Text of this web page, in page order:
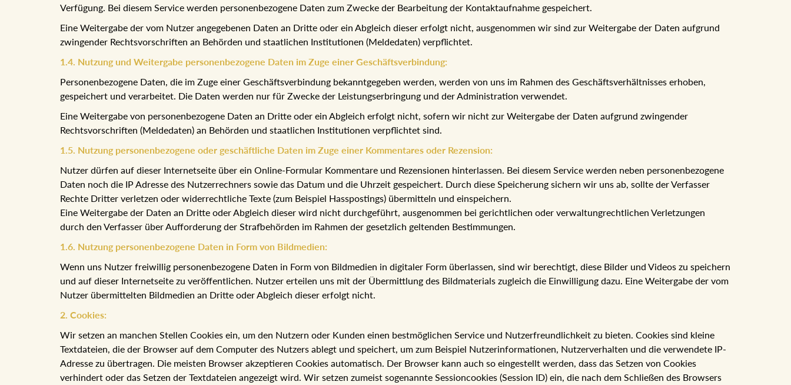
Verfügung. Bei diesem Service werden personenbezogene Daten zum Zwecke der Bearbeitung der Kontaktaufnahme gespeichert.
Eine Weitergabe der vom Nutzer angegebenen Daten an Dritte oder ein Abgleich dieser erfolgt nicht, ausgenommen wir sind zur Weitergabe der Daten aufgrund
zwingender Rechtsvorschriften an Behörden und staatlichen Institutionen (Meldedaten) verpflichtet.
1.4. Nutzung und Weitergabe personenbezogene Daten im Zuge einer Geschäftsverbindung:
Personenbezogene Daten, die im Zuge einer Geschäftsverbindung bekanntgegeben werden, werden von uns im Rahmen des Geschäftsverhältnisses erhoben,
gespeichert und verarbeitet. Die Daten werden nur für Zwecke der Leistungserbringung und der Administration verwendet.
Eine Weitergabe von personenbezogene Daten an Dritte oder ein Abgleich erfolgt nicht, sofern wir nicht zur Weitergabe der Daten aufgrund zwingender
Rechtsvorschriften (Meldedaten) an Behörden und staatlichen Institutionen verpflichtet sind.
1.5. Nutzung personenbezogene oder geschäftliche Daten im Zuge einer Kommentares oder Rezension:
Nutzer dürfen auf dieser Internetseite über ein Online-Formular Kommentare und Rezensionen hinterlassen. Bei diesem Service werden neben personenbezogene
Daten noch die IP Adresse des Nutzerrechners sowie das Datum und die Uhrzeit gespeichert. Durch diese Speicherung sichern wir uns ab, sollte der Verfasser
Rechte Dritter verletzen oder widerrechtliche Texte (zum Beispiel Hasspostings) übermitteln und einspeichern.
Eine Weitergabe der Daten an Dritte oder Abgleich dieser wird nicht durchgeführt, ausgenommen bei gerichtlichen oder verwaltungrechtlichen Verletzungen
durch den Verfasser über Aufforderung der Strafbehörden im Rahmen der gesetzlich geltenden Bestimmungen.
1.6. Nutzung personenbezogene Daten in Form von Bildmedien:
Wenn uns Nutzer freiwillig personenbezogene Daten in Form von Bildmedien in digitaler Form überlassen, sind wir berechtigt, diese Bilder und Videos zu speichern
und auf dieser Internetseite zu veröffentlichen. Nutzer erteilen uns mit der Übermittlung des Bildmaterials zugleich die Einwilligung dazu. Eine Weitergabe der vom
Nutzer übermittelten Bildmedien an Dritte oder Abgleich dieser erfolgt nicht.
2. Cookies:
Wir setzen an manchen Stellen Cookies ein, um den Nutzern oder Kunden einen bestmöglichen Service und Nutzerfreundlichkeit zu bieten. Cookies sind kleine
Textdateien, die der Browser auf dem Computer des Nutzers ablegt und speichert, um zum Beispiel Nutzerinformationen, Nutzerverhalten und die verwendete IP-
Adresse zu übertragen. Die meisten Browser akzeptieren Cookies automatisch. Der Browser kann auch so eingestellt werden, dass das Setzen von Cookies
verhindert oder das Setzen der Textdateien angezeigt wird. Wir setzen zumeist sogenannte Sessioncookies (Session ID) ein, die nach dem Schließen des Browsers